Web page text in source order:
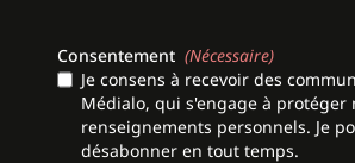
Consentement (Nécessaire)
Je consens à recevoir des
Médialo, qui s'engage à protéger
renseignements personnels. Je
désabonner en tout temps.